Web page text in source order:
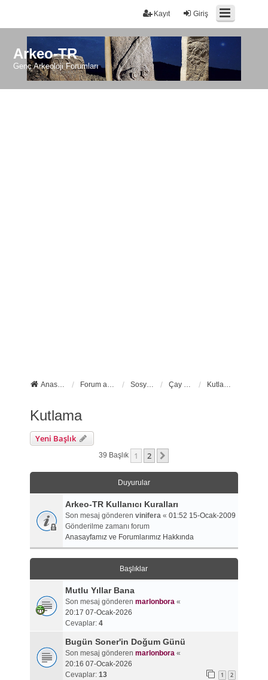
Giriş
Kayıt
Arkeo-TR
Genç Arkeoloji Forumları
Anasayfa Forum ana sayfa Sosyal Forumlarımız Çay Molası Kutlama
Kutlama
Yeni Başlık
39 Başlık 1 2
Duyurular
Arkeo-TR Kullanıcı Kuralları
Son mesaj gönderen vinifera« 01:52 15-Ocak-2009
Gönderilme zamanı forum
Anasayfamız ve Forumlarımız Hakkında
Başlıklar
Mutlu Yıllar Bana
Son mesaj gönderen marlonbora«
20:17 07-Ocak-2026
Cevaplar: 4
Bugün Soner'in Doğum Günü
Son mesaj gönderen marlonbora«
20:16 07-Ocak-2026
Cevaplar: 13 1 2